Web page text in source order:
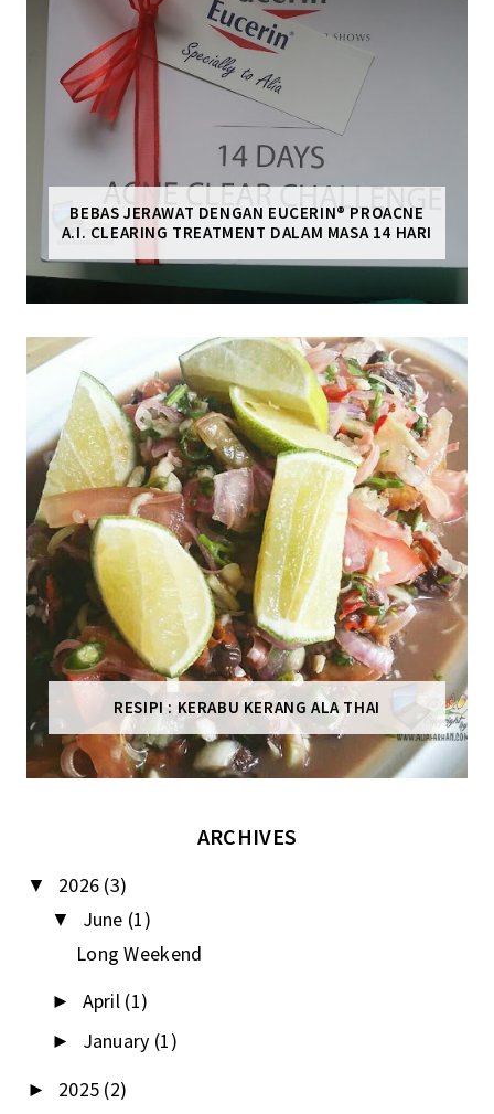
BEBAS JERAWAT DENGAN EUCERIN® PROACNE
A.I. CLEARING TREATMENT DALAM MASA 14 HARI
RESIPI : KERABU KERANG ALA THAI
ARCHIVES
▼ 2026 (3)
▼ June (1)
Long Weekend
► April (1)
► January (1)
► 2025 (2)